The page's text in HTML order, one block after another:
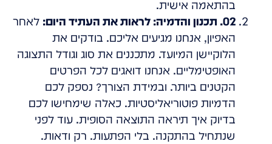
בהתאמה אישית.
02. תכנון והדמיה: לראות את העתיד היום:
לאחר
האפיון, אנחנו מגיעים אליכם. בודקים את
הלוקיישן המיועד. מתכננים את סוג וגודל התצוגה
האופטימליים. אנחנו דואגים לכל הפרטים
הקטנים ביותר. ובמידת הצורך? נספק לכם
הדמיות פוטוריאליסטיות. כאלה שימחישו לכם
בדיוק איך תיראה התוצאה הסופית. עוד לפני
שנתחיל בהתקנה. בלי הפתעות. רק ודאות.